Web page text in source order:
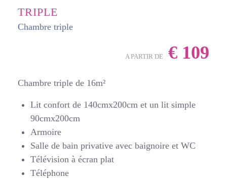
TRIPLE
Chambre triple
A PARTIR DE € 109
Chambre triple de 16m²
Lit confort de 140cmx200cm et un lit simple
90cmx200cm
Armoire
Salle de bain privative avec baignoire et WC
Télévision à écran plat
Téléphone